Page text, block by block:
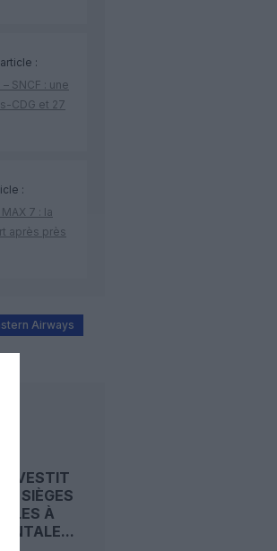
:
SNCF : une
CDG et 27
:
7 : la
après près
Airways
INVESTIT
SIÈGES
À